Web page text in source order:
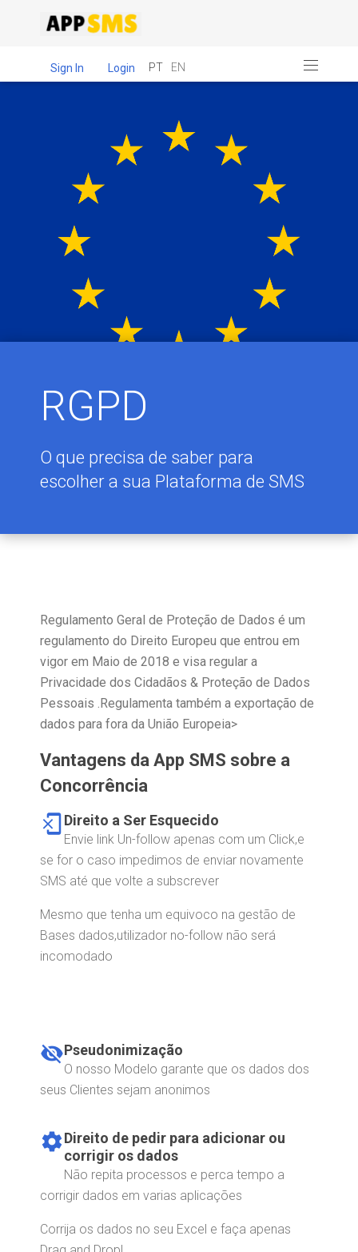
Sign In Login PT EN
RGPD
O que precisa de saber para
escolher a sua Plataforma de SMS
Regulamento Geral de Proteção de Dados é um
regulamento do Direito Europeu que entrou em
vigor em Maio de 2018 e visa regular a
Privacidade dos Cidadãos & Proteção de Dados
Pessoais .Regulamenta também a exportação de
dados para fora da União Europeia>
Vantagens da App SMS sobre a
Concorrência
phonelink_erase Direito a Ser Esquecido
Envie link Un-follow apenas com um Click,e
se for o caso impedimos de enviar novamente
SMS até que volte a subscrever
Mesmo que tenha um equivoco na gestão de
Bases dados,utilizador no-follow não será
incomodado
visibility_offPseudonimização
O nosso Modelo garante que os dados dos
seus Clientes sejam anonimos
settingsDireito de pedir para adicionar ou
corrigir os dados
Não repita processos e perca tempo a
corrigir dados em varias aplicações
Corrija os dados no seu Excel e faça apenas